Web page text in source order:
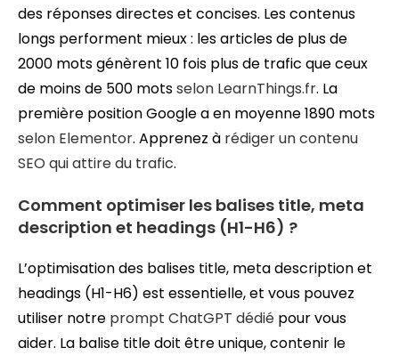
des réponses directes et concises. Les contenus
longs performent mieux : les articles de plus de
2000 mots génèrent 10 fois plus de trafic que ceux
de moins de 500 motsselon LearnThings.fr. La
première position Google a en moyenne 1890 mots
selon Elementor. Apprenez à rédiger un contenu
SEO qui attire du trafic.
Comment optimiser les balises title, meta
description et headings (H1-H6) ?
L’optimisation des balises title, meta description et
headings (H1-H6) est essentielle, et vous pouvez
utiliser notre prompt ChatGPT dédié pour vous
aider. La balise title doit être unique, contenir le